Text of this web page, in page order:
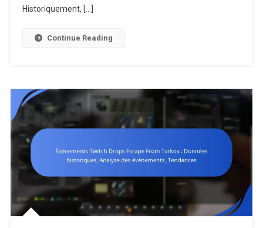
Historiquement, […]
Continue Reading